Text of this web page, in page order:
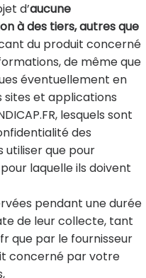
d’aucune
à des tiers, autres que
du produit concerné
de même que
éventuellement en
sites et applications
lesquels sont
des
utiliser que pour
laquelle ils doivent
pendant une durée
de leur collecte, tant
que par le fournisseur
concerné par votre